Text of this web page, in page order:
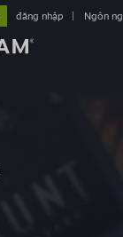
đăng nhập Ngôn